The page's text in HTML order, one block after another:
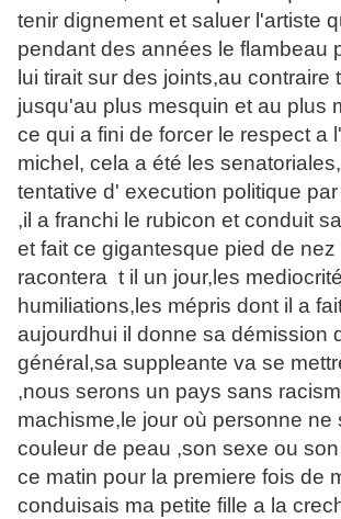
tenir dignement et saluer l'artiste
pendant des années le flambeau
lui tirait sur des joints,au contraire
jusqu'au plus mesquin et au plus
ce qui a fini de forcer le respect a
michel, cela a été les
tentative d' execution politique
,il a franchi le rubicon et conduit
et fait ce gigantesque pied de nez
racontera t il un jour,les
humiliations,les mépris dont il a
aujourdhui il donne sa démission
général,sa suppleante va se
,nous serons un pays sans
machisme,le jour où personne ne
couleur de peau ,son sexe ou
ce matin pour la premiere fois de
conduisais ma petite fille a la